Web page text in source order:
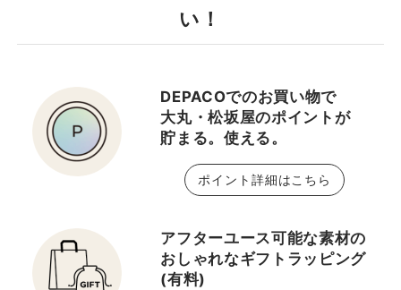
い！
DEPACOでのお買い物で
大丸・松坂屋のポイントが
貯まる。使える。
ポイント詳細はこちら
アフターユース可能な素材の
おしゃれなギフトラッピング
(有料)